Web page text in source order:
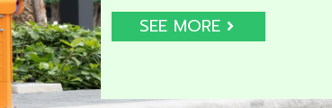
SEE MORE